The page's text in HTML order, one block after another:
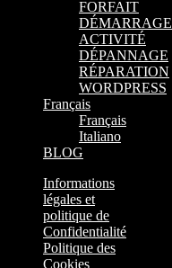
FORFAIT
DÉMARRAGE
ACTIVITÉ
DÉPANNAGE
RÉPARATION
WORDPRESS
Français
Français
Italiano
BLOG
Informations
légales et
politique de
Confidentialité
Politique des
Cookies